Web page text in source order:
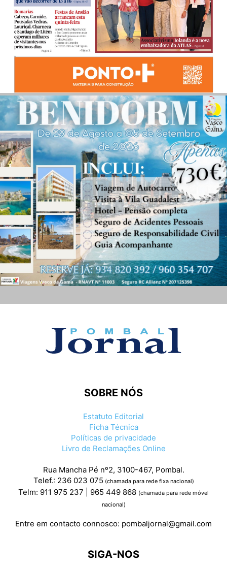
SOBRE NÓS
Estatuto Editorial
Ficha Técnica
Políticas de privacidade
Livro de Reclamações Online
Rua Mancha Pé nº2, 3100-467, Pombal.
Telef.: 236 023 075 (chamada para rede fixa nacional)
Telm: 911 975 237 | 965 449 868 (chamada para rede móvel
nacional)
Entre em contacto connosco: pombaljornal@gmail.com
SIGA-NOS